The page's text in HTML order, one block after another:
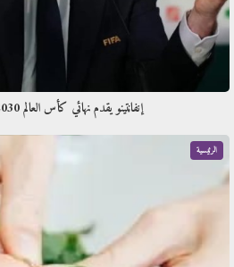
إنفانتينو يقدم نهائي كأس العالم 2030 للمغرب (صحيفة)
الرئيسية